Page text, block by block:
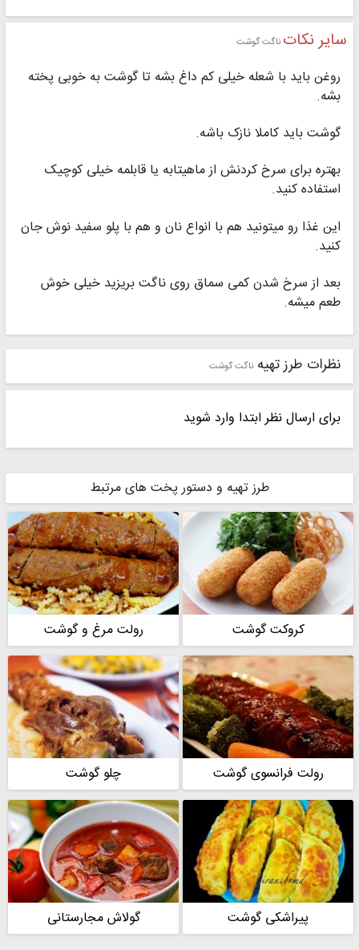
سایر نکات ناگت گوشت
روغن باید با شعله خیلی کم داغ بشه تا گوشت به خوبی پخته
بشه.
گوشت باید کاملا نازک باشه.
بهتره برای سرخ کردنش از ماهیتابه یا قابلمه خیلی کوچیک
استفاده کنید.
این غذا رو میتونید هم با انواع نان و هم با پلو سفید نوش جان
کنید.
بعد از سرخ شدن کمی سماق روی ناگت بریزید خیلی خوش
طعم میشه.
نظرات طرز تهیه ناگت گوشت
برای ارسال نظر ابتدا وارد شوید
طرز تهیه و دستور پخت های مرتبط
کروکت گوشت رولت مرغ و گوشت
رولت فرانسوی گوشت چلو گوشت
پیراشکی گوشت گولاش مجارستانی